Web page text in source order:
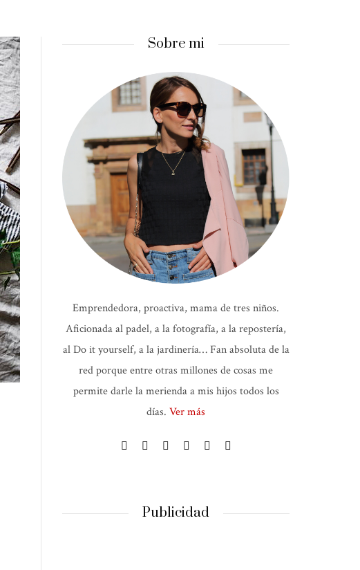
Sobre mi
Emprendedora, proactiva, mama de tres niños.
Aficionada al padel, a la fotografía, a la repostería,
al Do it yourself, a la jardinería… Fan absoluta de la
red porque entre otras millones de cosas me
permite darle la merienda a mis hijos todos los
días. Ver más
Publicidad